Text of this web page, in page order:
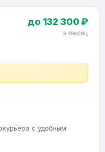
до 132 300 ₽
в месяц
с удобным